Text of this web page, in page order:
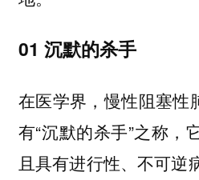
01 沉默的杀手
在医学界，慢性阻塞性
有“沉默的杀手”之称，
且具有进行性、不可逆